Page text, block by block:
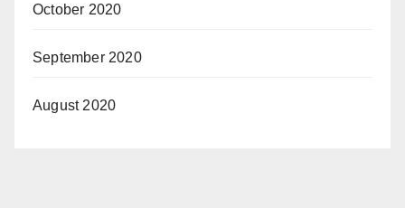
October 2020
September 2020
August 2020